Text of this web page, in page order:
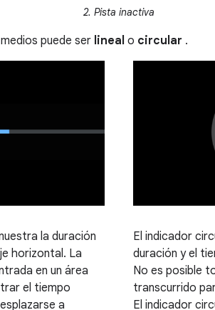
2. Pista inactiva
puede ser lineal o circular .
la duración
horizontal. La
en un área
el tiempo
a
El indicador
duración y el
No es posible
transcurrido
El indicador